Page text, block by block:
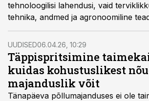
tehnoloogilisi lahendusi, vaid
tehnika, andmed ja agronoomiline
koos. Wihuri Agri toob selle
Maamessil külastajateni läbi praktiliste
tervikvaate põllumajandusaastale.
UUDISED06.04.26, 10:29
Täppispritsimine
kuidas kohustuslikest
majanduslik võit
Tänapäeva põllumajanduses ei ole